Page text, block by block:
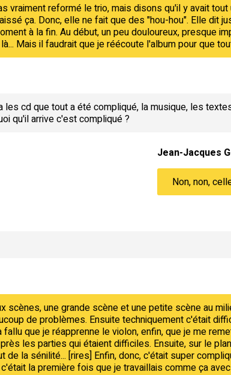
vraiment reformé le trio, mais disons qu'il y avait
ça. Donc, elle ne fait que des "hou-hou". Elle dit
à la fin. Au début, un peu douloureux, presque
Mais il faudrait que je réécoute l'album pour que
cd que tout a été compliqué, la musique, les
qu'il arrive c'est compliqué ?
Jean-Jacques
Non, non,
scènes, une grande scène et une petite scène au
de problèmes. Ensuite techniquement c'était
que je réapprenne le violon, enfin, que je me
les parties qui étaient difficiles. Ensuite, sur le
la sénilité... [rires] Enfin, donc, c'était super
la première fois que je travaillais comme ça